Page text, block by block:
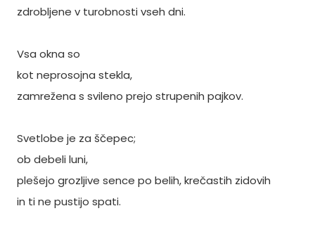
zdrobljene v turobnosti vseh dni.
Vsa okna so
kot neprosojna stekla,
zamrežena s svileno prejo strupenih pajkov.
Svetlobe je za ščepec;
ob debeli luni,
plešejo grozljive sence po belih, krečastih zidovih
in ti ne pustijo spati.